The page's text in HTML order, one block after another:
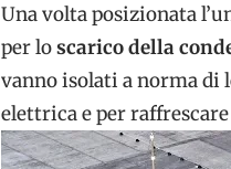
Una volta posizionata
per loscarico della
vanno isolati a norma di
elettrica e per raffrescare